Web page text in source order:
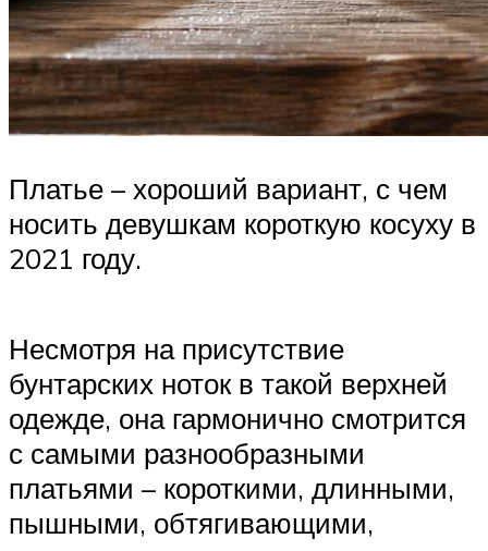
Платье – хороший вариант, с чем
носить девушкам короткую косуху в
2021 году.
Несмотря на присутствие
бунтарских ноток в такой верхней
одежде, она гармонично смотрится
с самыми разнообразными
платьями – короткими, длинными,
пышными, обтягивающими,